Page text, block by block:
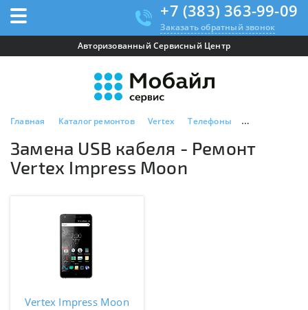
+7 (383) 363-99-09
Заказать обратный звонок
Авторизованный Сервисный Центр
Главная Каталог ремонтов Vertex Телефоны Vertex
Замена USB кабеля - Ремонт
Vertex Impress Moon
Vertex Impress Moon